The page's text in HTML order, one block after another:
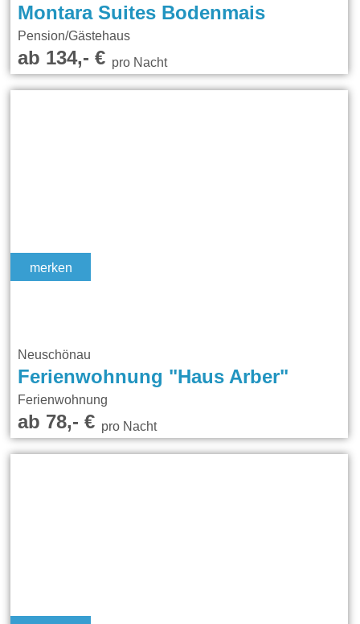
Montara Suites Bodenmais
Pension/Gästehaus
ab 134,- €pro Nacht
merken
Neuschönau
Ferienwohnung "Haus Arber"
Ferienwohnung
ab 78,- €pro Nacht